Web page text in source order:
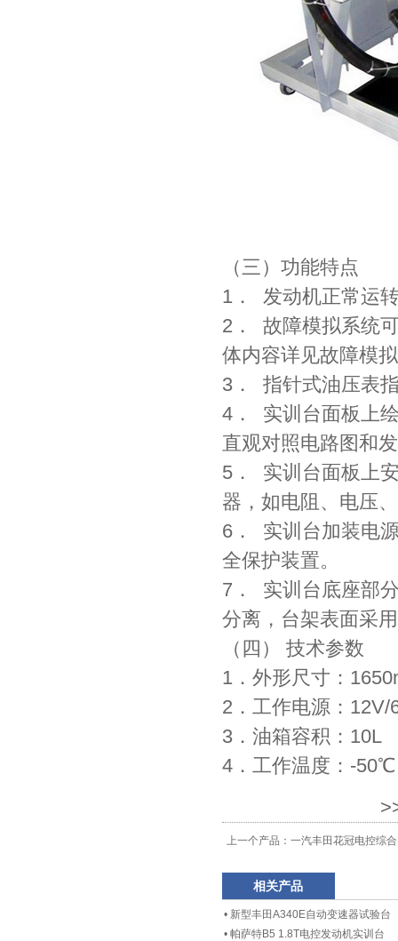
（三）功能特点
1． 发动机正常运
2． 故障模拟系统
体内容详见故障模
3． 指针式油压表
4． 实训台面板上
直观对照电路图和
5． 实训台面板上
器，如电阻、电压
6． 实训台加装电
全保护装置。
7． 实训台底座部
分离，台架表面采
（四） 技术参数
1．外形尺寸：
2．工作电源：12V/
3．油箱容积：10L
4．工作温度：-
上一个产品： 一汽丰田花冠电控综
相关产品
• 新型丰田A340E自动变速器试验台
• 帕萨特B5 1.8T电控发动机实训台